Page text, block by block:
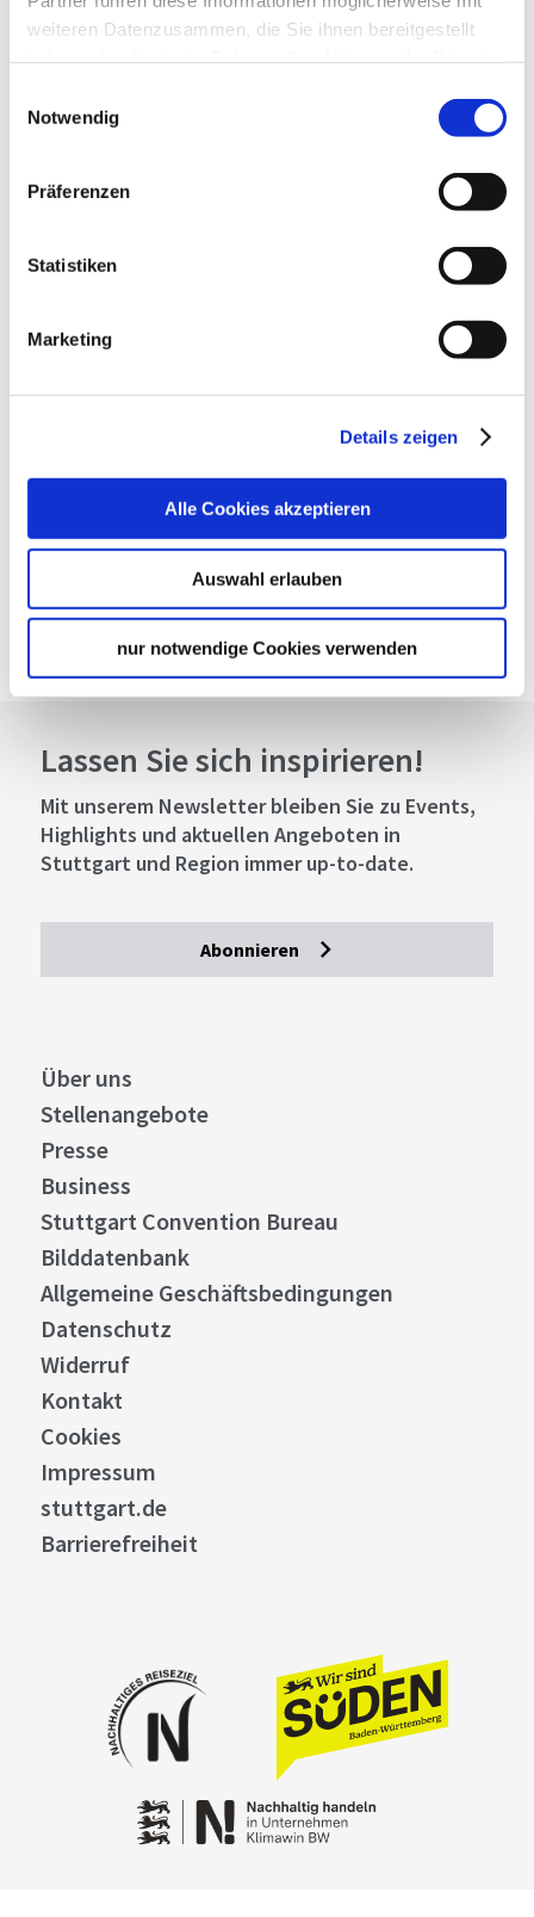
weiteren Datenzusammen, die Sie ihnen bereitgestellt
Impressum
Notwendig
Präferenzen
Statistiken
Marketing
Details zeigen
Alle Cookies akzeptieren
Auswahl erlauben
nur notwendige Cookies verwenden
Montag, 10. August 2026
09:00 - 20:00
Dienstag, 11. August 2026
09:00 - 20:00
Öffnungszeiten von Google
Lage & Kontakt
71540 Murrhardt
Website:
Fahrplanauskunft des VVS
Deutsche Bahn AG
Google Maps
Lassen Sie sich inspirieren!
Mit unserem Newsletter bleiben Sie zu Events,
Highlights und aktuellen Angeboten in
Stuttgart und Region immer up-to-date.
Abonnieren
Über uns
Stellenangebote
Presse
Business
Stuttgart Convention Bureau
Bilddatenbank
Allgemeine Geschäftsbedingungen
Datenschutz
Widerruf
Kontakt
Cookies
Impressum
stuttgart.de
Barrierefreiheit